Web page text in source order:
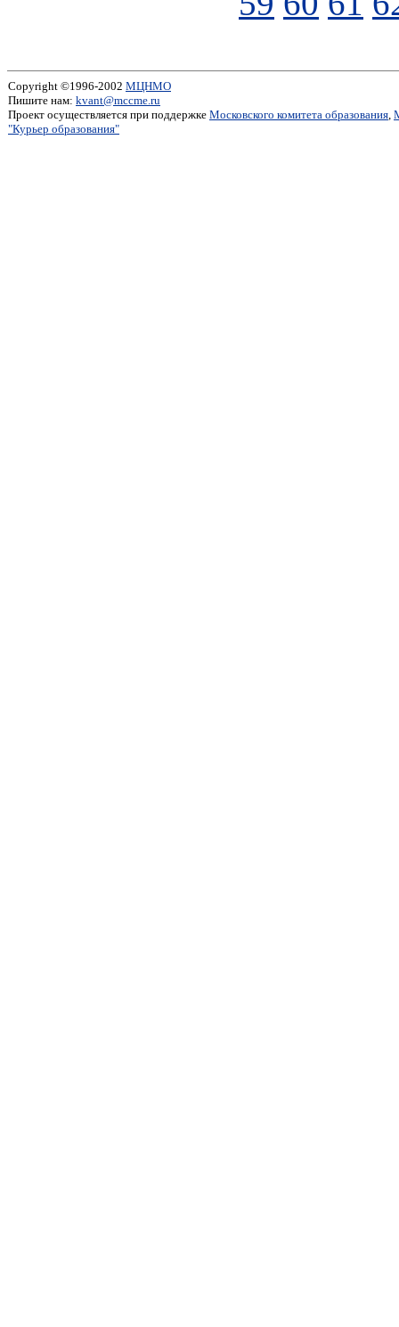
Copyright ©1996-2002 МЦНМО
Пишите нам: kvant@mccme.ru
Проект осуществляется при поддержке Московского комитета образования,
"Курьер образования"